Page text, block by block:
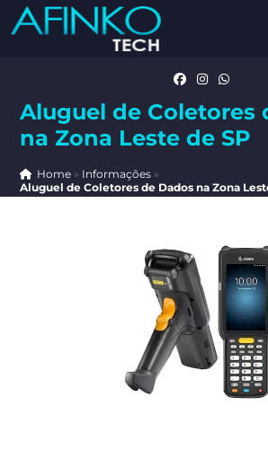
Aluguel de Coletores
na Zona Leste de SP
Home» Informações »
Aluguel de Coletores de Dados na Zona